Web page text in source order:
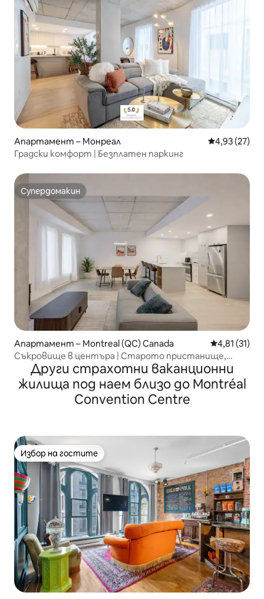
Апартамент – Монреал Средна
4,93 (27)
Градски комфорт | Безплатен паркинг
Супердомакин
Супердомакин
Апартамент – Montreal (QC) Canada Средна
4,81 (31)
Съкровище в центъра | Старото пристанище,
пешеходен резултат 100
Други страхотни ваканционни
жилища под наем близо до Montréal
Convention Centre
Избор на гостите
Избор на гостите